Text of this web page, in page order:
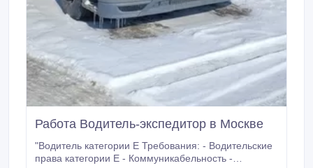
Работа Водитель-экспедитор в Москве
"Водитель категории Е Требования: - Водительские
права категории Е - Коммуникабельность -